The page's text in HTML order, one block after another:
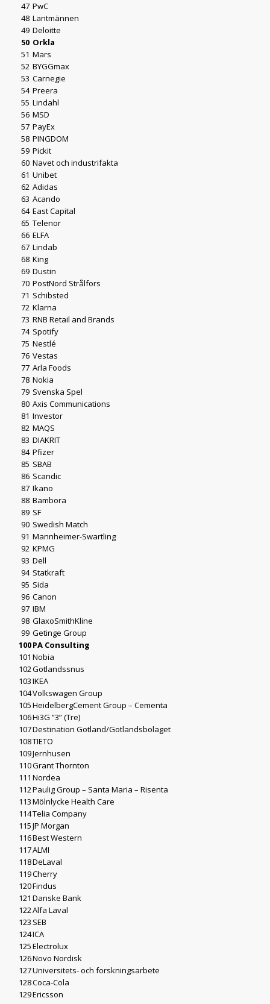
47 PwC
48 Lantmännen
49 Deloitte
50 Orkla
51 Mars
52 BYGGmax
53 Carnegie
54 Preera
55 Lindahl
56 MSD
57 PayEx
58 PINGDOM
59 Pickit
60 Navet och industrifakta
61 Unibet
62 Adidas
63 Acando
64 East Capital
65 Telenor
66 ELFA
67 Lindab
68 King
69 Dustin
70 PostNord Strålfors
71 Schibsted
72 Klarna
73 RNB Retail and Brands
74 Spotify
75 Nestlé
76 Vestas
77 Arla Foods
78 Nokia
79 Svenska Spel
80 Axis Communications
81 Investor
82 MAQS
83 DIAKRIT
84 Pfizer
85 SBAB
86 Scandic
87 Ikano
88 Bambora
89 SF
90 Swedish Match
91 Mannheimer-Swartling
92 KPMG
93 Dell
94 Statkraft
95 Sida
96 Canon
97 IBM
98 GlaxoSmithKline
99 Getinge Group
100PA Consulting
101 Nobia
102Gotlandssnus
103IKEA
104Volkswagen Group
105HeidelbergCement Group – Cementa
106Hi3G ”3” (Tre)
107Destination Gotland/Gotlandsbolaget
108TIETO
109Jernhusen
110Grant Thornton
111 Nordea
112Paulig Group – Santa Maria – Risenta
113Mölnlycke Health Care
114Telia Company
115JP Morgan
116Best Western
117ALMI
118DeLaval
119Cherry
120Findus
121 Danske Bank
122Alfa Laval
123 SEB
124ICA
125Electrolux
126Novo Nordisk
127Universitets- och forskningsarbete
128Coca-Cola
129Ericsson